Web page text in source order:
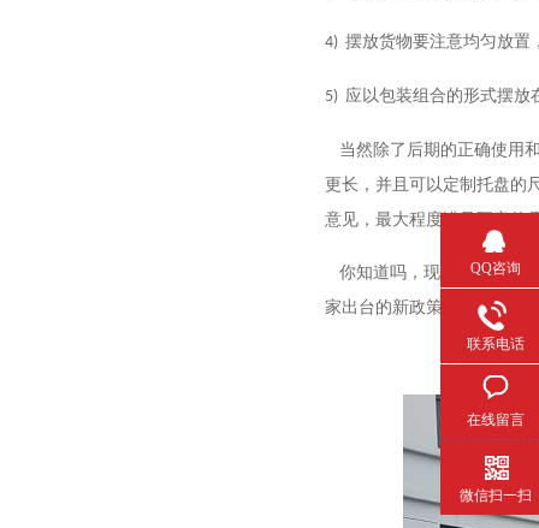
4) 摆放货物要注意均匀放置
5) 应以包装组合的形式摆放在
当然除了后期的正确使用和
更长，并且可以定制托盘
意见，最大程度满足顾客的
你知道吗，现如今越来越
家出台的新政策，企业用工
QQ咨询
联系电话
在线留言
微信扫一扫